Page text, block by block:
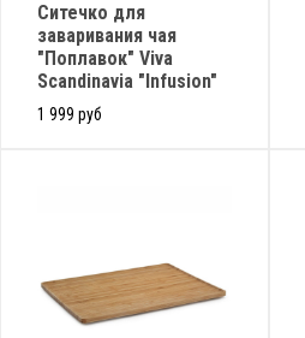
Ситечко для
заваривания чая
"Поплавок" Viva
Scandinavia "Infusion"
1 999 руб